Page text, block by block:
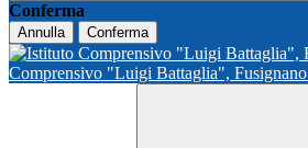
Conferma
Annulla Conferma
Comprensivo "Luigi Battaglia", Fusignano